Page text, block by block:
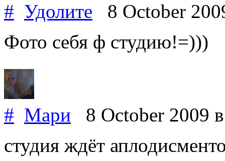
# Удолите 8 October
Фото себя ф студию!=)))
# Мари 8 October 2009
студия ждёт